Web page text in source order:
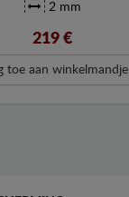
2 mm
219 €
toe aan winkelmandje